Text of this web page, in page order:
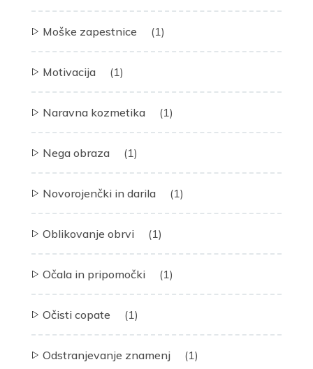
Moške zapestnice (1)
Motivacija (1)
Naravna kozmetika (1)
Nega obraza (1)
Novorojenčki in darila (1)
Oblikovanje obrvi (1)
Očala in pripomočki (1)
Očisti copate (1)
Odstranjevanje znamenj (1)